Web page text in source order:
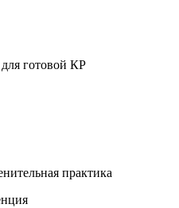
готовой КР
практика